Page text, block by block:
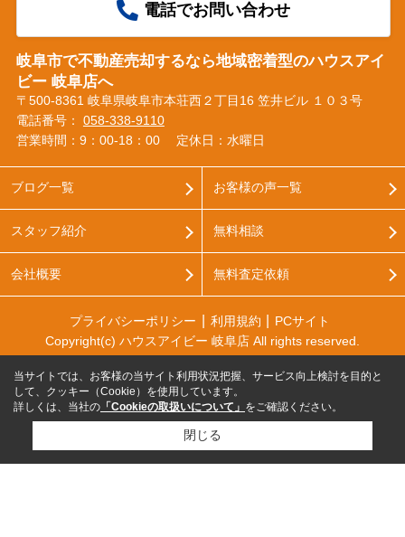
電話でお問い合わせ
岐阜市で不動産売却するなら地域密着型のハウスアイ
ビー 岐阜店へ
〒500-8361 岐阜県岐阜市本荘西２丁目16 笠井ビル １０３号
電話番号： 058-338-9110
営業時間：9：00‐18：00
定休日：水曜日
ブログ一覧
スタッフ紹介
会社概要
お客様の声一覧
無料相談
無料査定依頼
プライバシーポリシー 利用規約
PCサイト
Copyright(c) ハウスアイビー 岐阜店 All rights reserved.
当サイトでは、お客様の当サイト利用状況把握、サービス向上検討を目的と
して、クッキー（Cookie）を使用しています。
詳しくは、当社の 「Cookieの取扱いについて」 をご確認ください。
閉じる